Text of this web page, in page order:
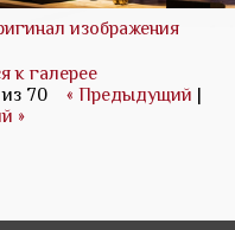
изображения
к галерее
70
« Предыдущий |
»